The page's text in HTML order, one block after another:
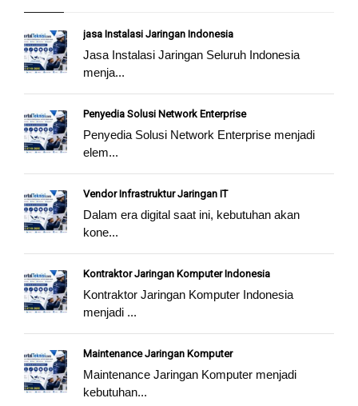
jasa Instalasi Jaringan Indonesia
Jasa Instalasi Jaringan Seluruh Indonesia
menja...
Penyedia Solusi Network Enterprise
Penyedia Solusi Network Enterprise menjadi
elem...
Vendor Infrastruktur Jaringan IT
Dalam era digital saat ini, kebutuhan akan
kone...
Kontraktor Jaringan Komputer Indonesia
Kontraktor Jaringan Komputer Indonesia
menjadi ...
Maintenance Jaringan Komputer
Maintenance Jaringan Komputer menjadi
kebutuhan...